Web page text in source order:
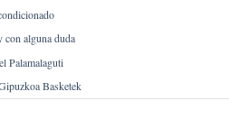
alguna duda
Palamalaguti
Basketek